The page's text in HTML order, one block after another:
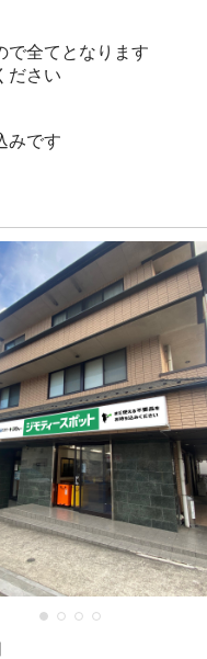
で全てとなります
ださい
みです